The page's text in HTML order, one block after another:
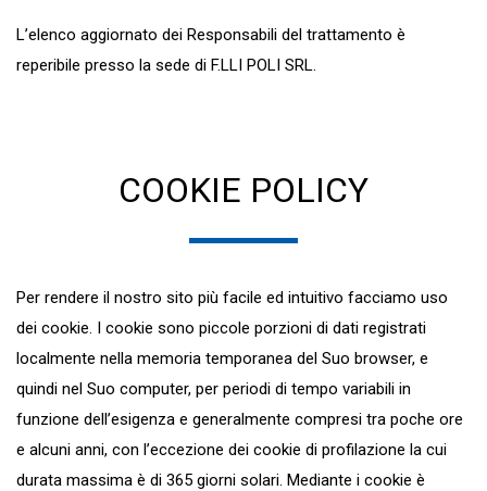
L’elenco aggiornato dei Responsabili del trattamento è
reperibile presso la sede di F.LLI POLI SRL.
COOKIE POLICY
Per rendere il nostro sito più facile ed intuitivo facciamo uso
dei cookie. I cookie sono piccole porzioni di dati registrati
localmente nella memoria temporanea del Suo browser, e
quindi nel Suo computer, per periodi di tempo variabili in
funzione dell’esigenza e generalmente compresi tra poche ore
e alcuni anni, con l’eccezione dei cookie di profilazione la cui
durata massima è di 365 giorni solari. Mediante i cookie è